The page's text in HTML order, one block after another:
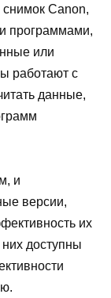
Canon,
программами,
или
работают с
данные,
и
версии,
их
доступны